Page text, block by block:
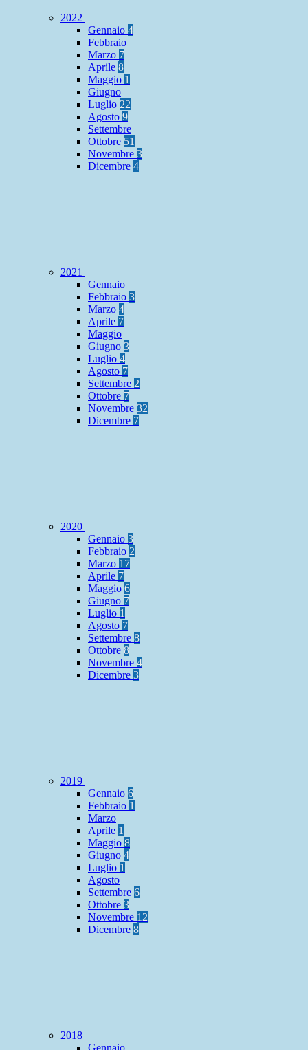
2022
Gennaio 4
Febbraio
Marzo 7
Aprile 8
Maggio 1
Giugno
Luglio 22
Agosto 9
Settembre
Ottobre 51
Novembre 3
Dicembre 4
2021
Gennaio
Febbraio 3
Marzo 4
Aprile 7
Maggio
Giugno 3
Luglio 4
Agosto 7
Settembre 2
Ottobre 7
Novembre 32
Dicembre 7
2020
Gennaio 3
Febbraio 2
Marzo 17
Aprile 7
Maggio 6
Giugno 7
Luglio 1
Agosto 7
Settembre 8
Ottobre 8
Novembre 4
Dicembre 3
2019
Gennaio 6
Febbraio 1
Marzo
Aprile 1
Maggio 8
Giugno 4
Luglio 1
Agosto
Settembre 6
Ottobre 3
Novembre 12
Dicembre 8
2018